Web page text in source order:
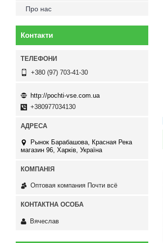
Про нас
Контакти
+380 (97) 703-41-30
http://pochti-vse.com.ua
+380977034130
Рынок Барабашова, Красная Река
магазин 96, Харків, Україна
Оптовая компания Почти всё
Вячеслав